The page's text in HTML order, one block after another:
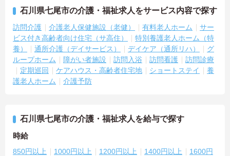
石川県七尾市の介護・福祉求人をサービス内容で探す
訪問介護 介護老人保健施設（老健） 有料老人ホーム
サー
ビス付き高齢者向け住宅（サ高住）
特別養護老人ホーム（特
養）
通所介護（デイサービス） デイケア（通所リハ）
グ
ループホーム
障がい者施設 訪問入浴 訪問看護
訪問診療
定期巡回
ケアハウス・高齢者住宅地 ショートステイ
養
護老人ホーム
介護予防
石川県七尾市の介護・福祉求人を給与で探す
時給
850円以上 1000円以上 1200円以上 1400円以上
1600円